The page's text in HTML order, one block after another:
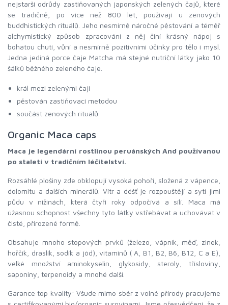
nejstarší odrůdy zastiňovaných japonských zelených čajů, které
se tradičně, po více než 800 let, používají u zenových
buddhistických rituálů. Jeho nesmírně náročné pěstování a téměř
alchymistický způsob zpracování z něj činí krásný nápoj s
bohatou chutí, vůní a nesmírně pozitivními účinky pro tělo i mysl.
Jedna jediná porce čaje Matcha má stejné nutriční látky jako 10
šálků běžného zeleného čaje.
král mezi zelenými čaji
pěstován zastiňovací metodou
součást zenových rituálů
Organic Maca caps
Maca je legendární rostlinou peruánských And používanou
po staletí v tradičním léčitelství.
Rozsáhlé plošiny zde obklopují vysoká pohoří, složená z vápence,
dolomitu a dalších minerálů. Vítr a déšť je rozpouštějí a sytí jimi
půdu v nížinách, která čtyři roky odpočívá a sílí. Maca má
úžasnou schopnost všechny tyto látky vstřebávat a uchovávat v
čisté, přirozené formě.
Obsahuje mnoho stopových prvků (železo, vápník, měď, zinek,
hořčík, draslík, sodík a jód), vitaminů ( A, B1, B2, B6, B12, C a E),
velké množství aminokyselin, glykosidy, steroly, třísloviny,
saponiny, terpenoidy a mnohé další.
Garance top kvality: Všude mimo sběr z volné přírody pracujeme